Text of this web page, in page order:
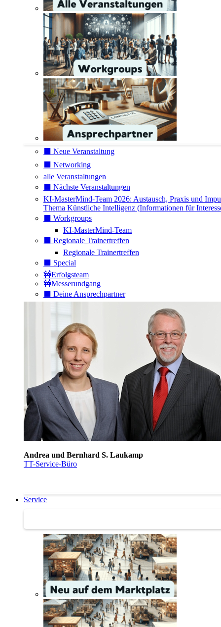
⬛️ Neue Veranstaltung
⬛️ Networking
alle Veranstaltungen
⬛️ Nächste Veranstaltungen
KI-MasterMind-Team 2026: Austausch, Praxis und
Thema Künstliche Intelligenz (Informationen für
⬛️ Workgroups
KI-MasterMind-Team
⬛️ Regionale Trainertreffen
Regionale Trainertreffen
⬛️ Special
🚧Erfolgsteam
🚧Messerundgang
⬛️ Deine Ansprechpartner
Andrea und Bernhard S. Laukamp
TT-Service-Büro
Service